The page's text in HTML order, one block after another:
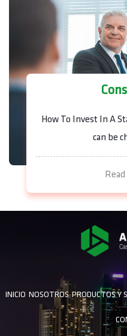
How To Invest In A
can be
INICIO NOSOTROS PRODUCTOS Y